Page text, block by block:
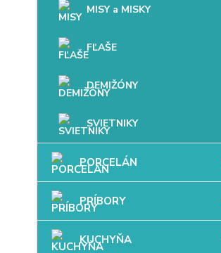
MISY a MISKY
FĽAŠE
DEMIŽÓNY
SVIETNIKY
PORCELÁN
PRÍBORY
KUCHYŇA